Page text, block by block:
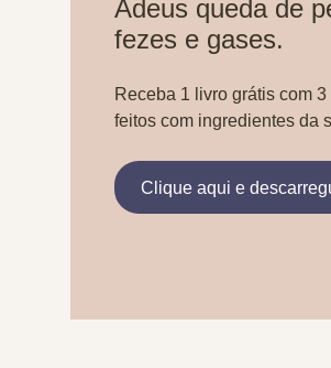
Adeus queda de
fezes e gases.
Receba 1 livro grátis com
feitos com ingredientes da
Clique aqui e